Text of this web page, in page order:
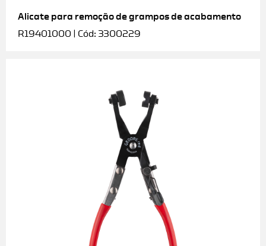
Alicate para remoção de grampos de acabamento
R19401000 | Cód: 3300229